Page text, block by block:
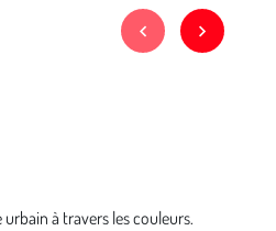
à travers les couleurs.